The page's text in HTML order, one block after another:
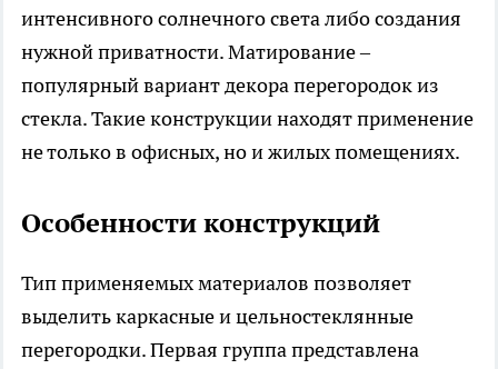
интенсивного солнечного света либо создания
нужной приватности. Матирование –
популярный вариант декора перегородок из
стекла. Такие конструкции находят применение
не только в офисных, но и жилых помещениях.
Особенности конструкций
Тип применяемых материалов позволяет
выделить каркасные и цельностеклянные
перегородки. Первая группа представлена